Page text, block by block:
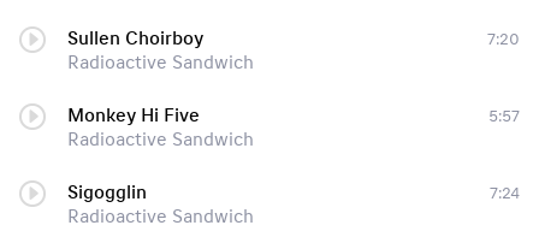
Sullen Choirboy
Radioactive Sandwich
7:20
Monkey Hi Five
Radioactive Sandwich
5:57
Sigogglin
Radioactive Sandwich
7:24